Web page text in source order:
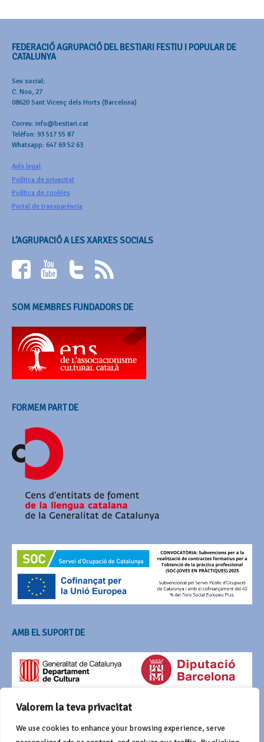
Valorem la teva privacitat
We use cookies to enhance your browsing experience, serve
FEDERACIÓ AGRUPACIÓ DEL BESTIARI FESTIU I POPULAR DE
CATALUNYA
Seu social:
C. Nou, 27
08620 Sant Vicenç dels Horts (Barcelona)
Correu: info@bestiari.cat
Telèfon: 93 517 55 87
Whatsapp: 647 69 52 63
Avís legal
Política de privacitat
Política de cookies
Portal de transparència
L’AGRUPACIÓ A LES XARXES SOCIALS
SOM MEMBRES FUNDADORS DE
FORMEM PART DE
AMB EL SUPORT DE